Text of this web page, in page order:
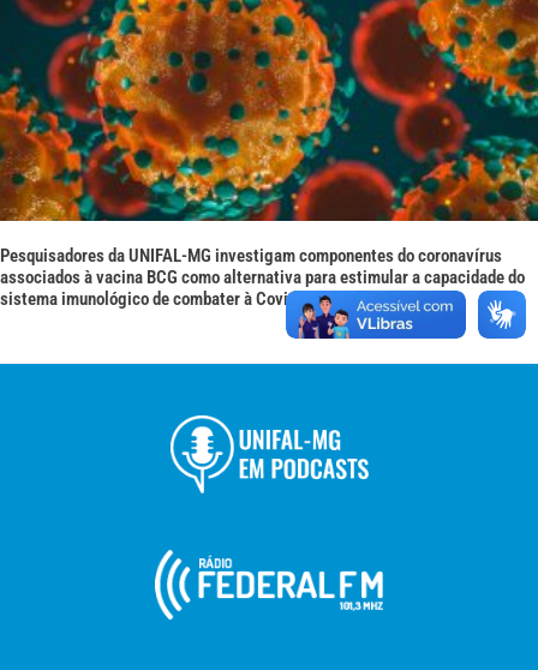
Pesquisadores da UNIFAL-MG investigam componentes do coronavírus
associados à vacina BCG como alternativa para estimular a capacidade do
sistema imunológico de combater à Covid-19